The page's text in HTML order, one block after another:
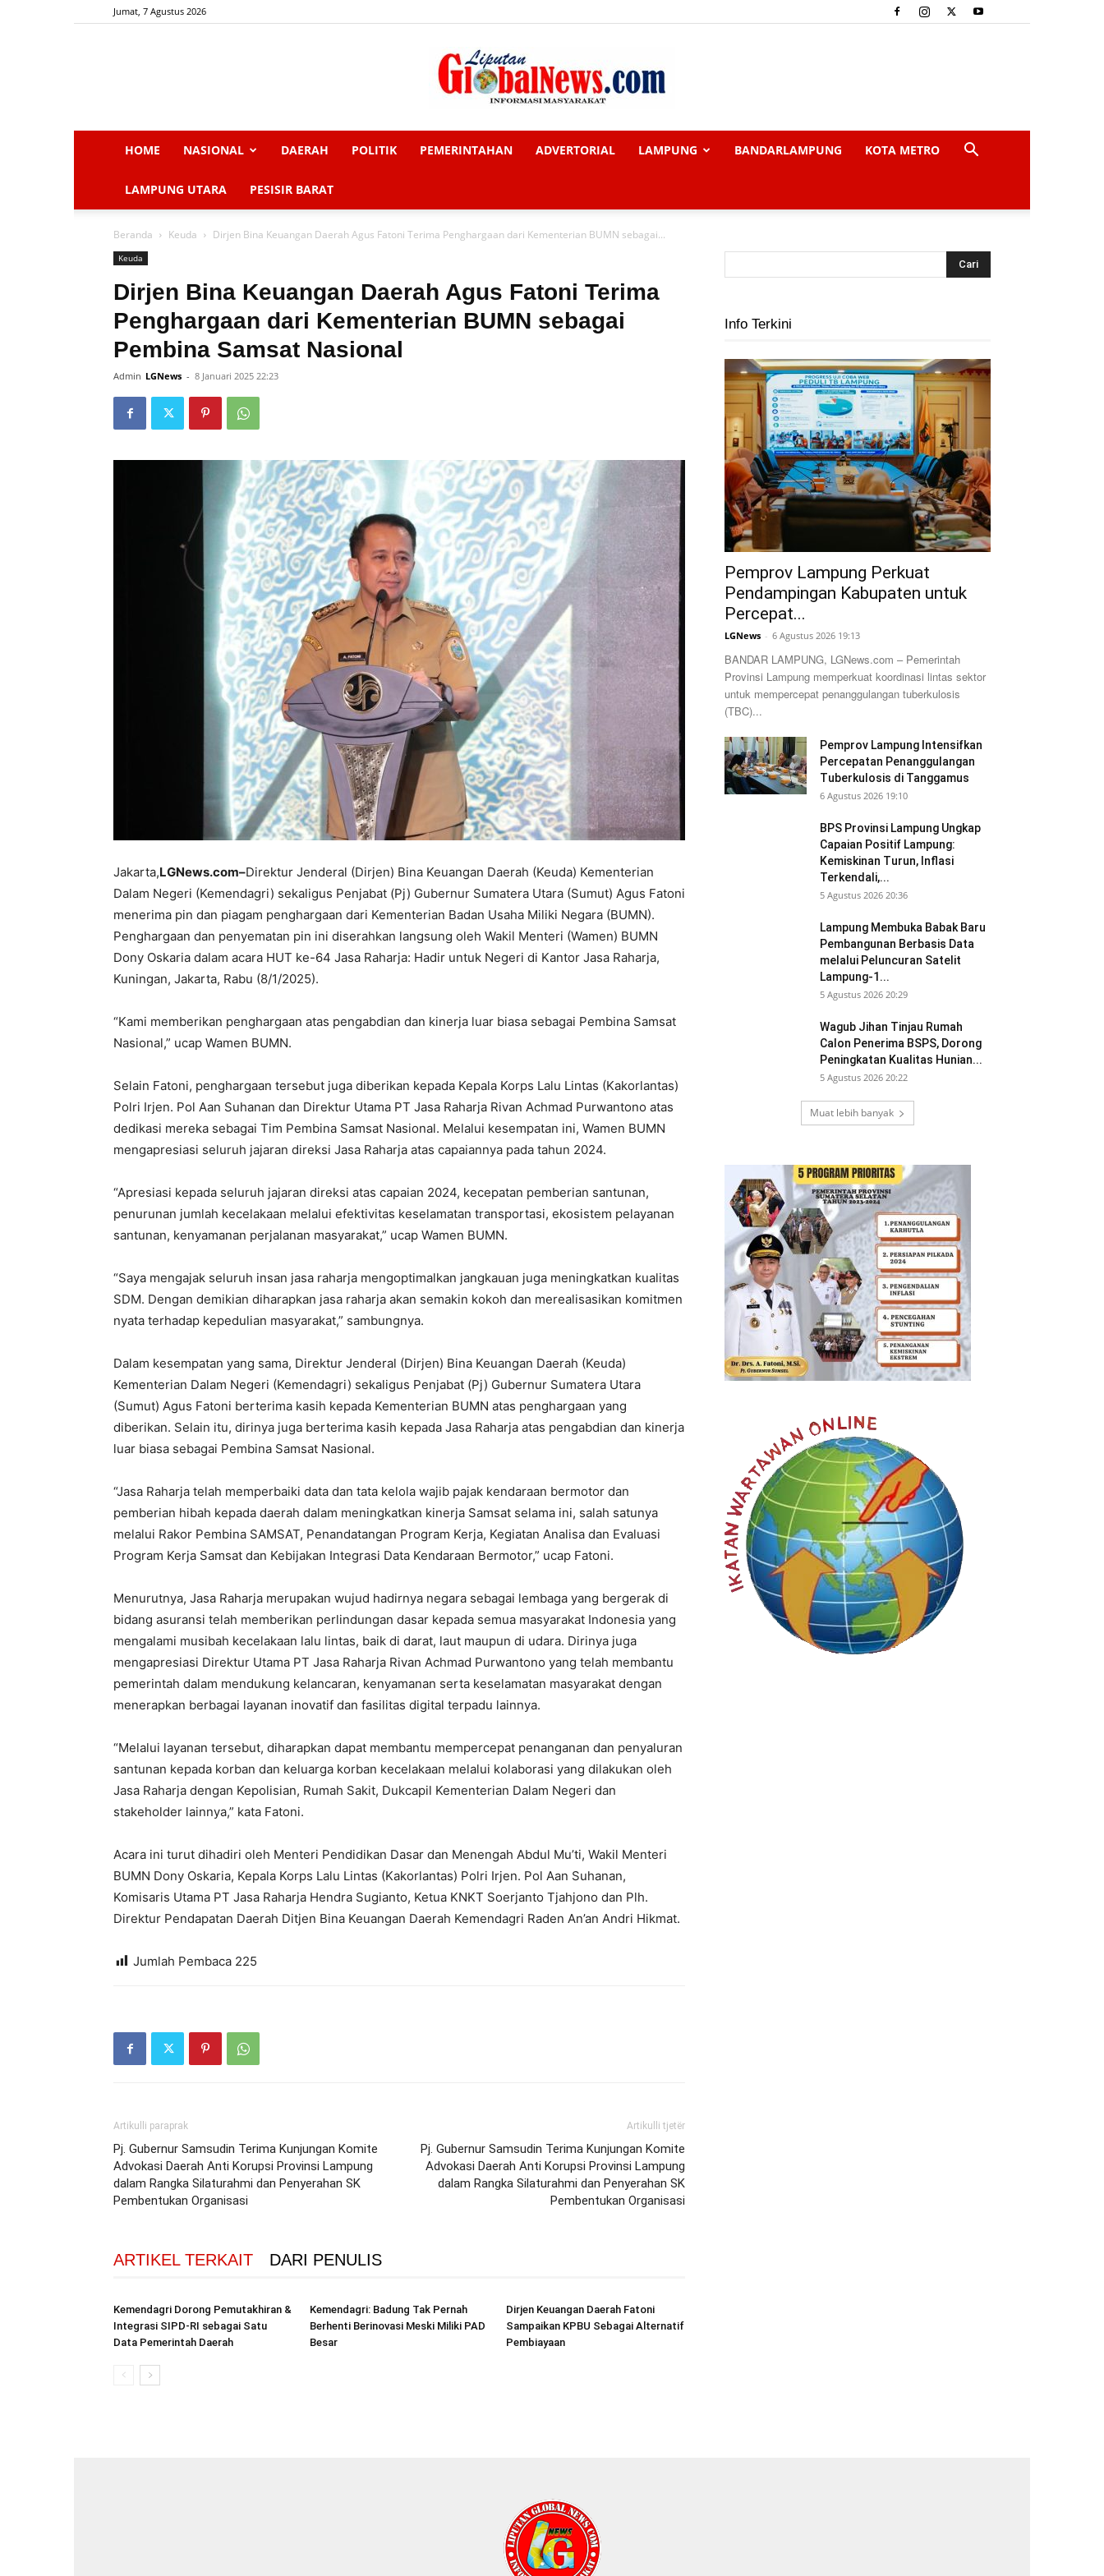
Jumat, 7 Agustus 2026
HOME NASIONAL DAERAH POLITIK PEMERINTAHAN ADVERTORIAL LAMPUNG BANDARLAMPUNG KOTA METRO
LAMPUNG UTARA PESISIR BARAT
Beranda Keuda Dirjen Bina Keuangan Daerah Agus Fatoni Terima Penghargaan dari Kementerian BUMN sebagai...
Keuda
Dirjen Bina Keuangan Daerah Agus Fatoni Terima
Penghargaan dari Kementerian BUMN sebagai
Pembina Samsat Nasional
Admin LGNews - 8 Januari 2025 22:23
Jakarta,LGNews.com–Direktur Jenderal (Dirjen) Bina Keuangan Daerah (Keuda) Kementerian
Dalam Negeri (Kemendagri) sekaligus Penjabat (Pj) Gubernur Sumatera Utara (Sumut) Agus Fatoni
menerima pin dan piagam penghargaan dari Kementerian Badan Usaha Miliki Negara (BUMN).
Penghargaan dan penyematan pin ini diserahkan langsung oleh Wakil Menteri (Wamen) BUMN
Dony Oskaria dalam acara HUT ke-64 Jasa Raharja: Hadir untuk Negeri di Kantor Jasa Raharja,
Kuningan, Jakarta, Rabu (8/1/2025).
“Kami memberikan penghargaan atas pengabdian dan kinerja luar biasa sebagai Pembina Samsat
Nasional,” ucap Wamen BUMN.
Selain Fatoni, penghargaan tersebut juga diberikan kepada Kepala Korps Lalu Lintas (Kakorlantas)
Polri Irjen. Pol Aan Suhanan dan Direktur Utama PT Jasa Raharja Rivan Achmad Purwantono atas
dedikasi mereka sebagai Tim Pembina Samsat Nasional. Melalui kesempatan ini, Wamen BUMN
mengapresiasi seluruh jajaran direksi Jasa Raharja atas capaiannya pada tahun 2024.
“Apresiasi kepada seluruh jajaran direksi atas capaian 2024, kecepatan pemberian santunan,
penurunan jumlah kecelakaan melalui efektivitas keselamatan transportasi, ekosistem pelayanan
santunan, kenyamanan perjalanan masyarakat,” ucap Wamen BUMN.
“Saya mengajak seluruh insan jasa raharja mengoptimalkan jangkauan juga meningkatkan kualitas
SDM. Dengan demikian diharapkan jasa raharja akan semakin kokoh dan merealisasikan komitmen
nyata terhadap kepedulian masyarakat,” sambungnya.
Dalam kesempatan yang sama, Direktur Jenderal (Dirjen) Bina Keuangan Daerah (Keuda)
Kementerian Dalam Negeri (Kemendagri) sekaligus Penjabat (Pj) Gubernur Sumatera Utara
(Sumut) Agus Fatoni berterima kasih kepada Kementerian BUMN atas penghargaan yang
diberikan. Selain itu, dirinya juga berterima kasih kepada Jasa Raharja atas pengabdian dan kinerja
luar biasa sebagai Pembina Samsat Nasional.
“Jasa Raharja telah memperbaiki data dan tata kelola wajib pajak kendaraan bermotor dan
pemberian hibah kepada daerah dalam meningkatkan kinerja Samsat selama ini, salah satunya
melalui Rakor Pembina SAMSAT, Penandatangan Program Kerja, Kegiatan Analisa dan Evaluasi
Program Kerja Samsat dan Kebijakan Integrasi Data Kendaraan Bermotor,” ucap Fatoni.
Menurutnya, Jasa Raharja merupakan wujud hadirnya negara sebagai lembaga yang bergerak di
bidang asuransi telah memberikan perlindungan dasar kepada semua masyarakat Indonesia yang
mengalami musibah kecelakaan lalu lintas, baik di darat, laut maupun di udara. Dirinya juga
mengapresiasi Direktur Utama PT Jasa Raharja Rivan Achmad Purwantono yang telah membantu
pemerintah dalam mendukung kelancaran, kenyamanan serta keselamatan masyarakat dengan
menerapkan berbagai layanan inovatif dan fasilitas digital terpadu lainnya.
“Melalui layanan tersebut, diharapkan dapat membantu mempercepat penanganan dan penyaluran
santunan kepada korban dan keluarga korban kecelakaan melalui kolaborasi yang dilakukan oleh
Jasa Raharja dengan Kepolisian, Rumah Sakit, Dukcapil Kementerian Dalam Negeri dan
stakeholder lainnya,” kata Fatoni.
Acara ini turut dihadiri oleh Menteri Pendidikan Dasar dan Menengah Abdul Mu’ti, Wakil Menteri
BUMN Dony Oskaria, Kepala Korps Lalu Lintas (Kakorlantas) Polri Irjen. Pol Aan Suhanan,
Komisaris Utama PT Jasa Raharja Hendra Sugianto, Ketua KNKT Soerjanto Tjahjono dan Plh.
Direktur Pendapatan Daerah Ditjen Bina Keuangan Daerah Kemendagri Raden An’an Andri Hikmat.
Jumlah Pembaca 225
Artikulli paraprak
Pj. Gubernur Samsudin Terima Kunjungan Komite
Advokasi Daerah Anti Korupsi Provinsi Lampung
dalam Rangka Silaturahmi dan Penyerahan SK
Pembentukan Organisasi
Artikulli tjetër
Pj. Gubernur Samsudin Terima Kunjungan Komite
Advokasi Daerah Anti Korupsi Provinsi Lampung
dalam Rangka Silaturahmi dan Penyerahan SK
Pembentukan Organisasi
ARTIKEL TERKAIT DARI PENULIS
Kemendagri Dorong Pemutakhiran &
Integrasi SIPD-RI sebagai Satu
Data Pemerintah Daerah
Kemendagri: Badung Tak Pernah
Berhenti Berinovasi Meski Miliki PAD
Besar
Dirjen Keuangan Daerah Fatoni
Sampaikan KPBU Sebagai Alternatif
Pembiayaan
Info Terkini
Pemprov Lampung Perkuat
Pendampingan Kabupaten untuk
Percepat...
LGNews - 6 Agustus 2026 19:13
BANDAR LAMPUNG, LGNews.com – Pemerintah
Provinsi Lampung memperkuat koordinasi lintas sektor
untuk mempercepat penanggulangan tuberkulosis
(TBC)...
Pemprov Lampung Intensifkan
Percepatan Penanggulangan
Tuberkulosis di Tanggamus
6 Agustus 2026 19:10
BPS Provinsi Lampung Ungkap
Capaian Positif Lampung:
Kemiskinan Turun, Inflasi
Terkendali,...
5 Agustus 2026 20:36
Lampung Membuka Babak Baru
Pembangunan Berbasis Data
melalui Peluncuran Satelit
Lampung-1...
5 Agustus 2026 20:29
Wagub Jihan Tinjau Rumah
Calon Penerima BSPS, Dorong
Peningkatan Kualitas Hunian...
5 Agustus 2026 20:22
Muat lebih banyak